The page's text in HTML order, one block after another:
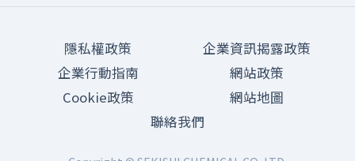
隱私權政策
企業資訊揭露政策
企業行動指南
網站政策
Cookie政策
網站地圖
聯絡我們